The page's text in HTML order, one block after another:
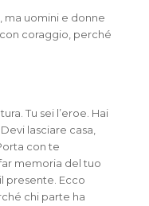
ma uomini e donne
coraggio, perché
Tu sei l’eroe. Hai
lasciare casa,
con te
memoria del tuo
presente. Ecco
chi parte ha